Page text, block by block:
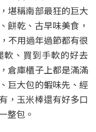
堪稱南部最狂的巨大
餅乾、古早味美食，
不用過年過節都有很
軟、買到手軟的好去
倉庫櫃子上都是滿滿
巨大包的蝦味先、經
，玉米棒還有好多口
整包。